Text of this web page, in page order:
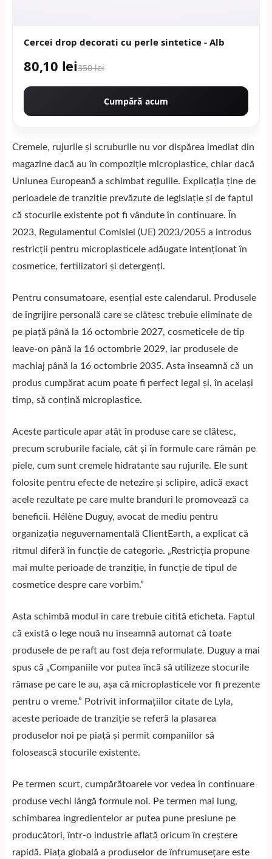
Cercei drop decorati cu perle sintetice - Alb
80,10 lei350 lei
Cumpără acum
Cremele, rujurile și scruburile nu vor dispărea imediat din
magazine dacă au în compoziție microplastice, chiar dacă
Uniunea Europeană a schimbat regulile. Explicația ține de
perioadele de tranziție prevăzute de legislație și de faptul
că stocurile existente pot fi vândute în continuare. În
2023, Regulamentul Comisiei (UE) 2023/2055 a introdus
restricții pentru microplasticele adăugate intenționat în
cosmetice, fertilizatori și detergenți.
Pentru consumatoare, esențial este calendarul. Produsele
de îngrijire personală care se clătesc trebuie eliminate de
pe piață până la 16 octombrie 2027, cosmeticele de tip
leave-on până la 16 octombrie 2029, iar produsele de
machiaj până la 16 octombrie 2035. Asta înseamnă că un
produs cumpărat acum poate fi perfect legal și, în același
timp, să conțină microplastice.
Aceste particule apar atât în produse care se clătesc,
precum scruburile faciale, cât și în formule care rămân pe
piele, cum sunt cremele hidratante sau rujurile. Ele sunt
folosite pentru efecte de netezire și sclipire, adică exact
acele rezultate pe care multe branduri le promovează ca
beneficii. Hélène Duguy, avocat de mediu pentru
organizația neguvernamentală ClientEarth, a explicat că
ritmul diferă în funcție de categorie. „Restricția propune
mai multe perioade de tranziție, în funcție de tipul de
cosmetice despre care vorbim.”
Asta schimbă modul în care trebuie citită eticheta. Faptul
că există o lege nouă nu înseamnă automat că toate
produsele de pe raft au fost deja reformulate. Duguy a mai
spus că „Companiile vor putea încă să utilizeze stocurile
rămase pe care le au, așa că microplasticele vor fi prezente
pentru o vreme.” Potrivit informațiilor citate de Lyla,
aceste perioade de tranziție se referă la plasarea
produselor noi pe piață și permit companiilor să
folosească stocurile existente.
Pe termen scurt, cumpărătoarele vor vedea în continuare
produse vechi lângă formule noi. Pe termen mai lung,
schimbarea ingredientelor ar putea pune presiune pe
producători, într-o industrie aflată oricum în creștere
rapidă. Piața globală a produselor de înfrumusețare este